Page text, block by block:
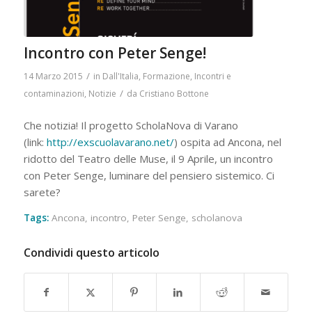
Incontro con Peter Senge!
14 Marzo 2015 / in Dall'Italia, Formazione, Incontri e
contaminazioni, Notizie / da Cristiano Bottone
Che notizia! Il progetto ScholaNova di Varano
(link: http://exscuolavarano.net/) ospita ad Ancona, nel
ridotto del Teatro delle Muse, il 9 Aprile, un incontro
con Peter Senge, luminare del pensiero sistemico. Ci
sarete?
Tags: Ancona, incontro, Peter Senge, scholanova
Condividi questo articolo